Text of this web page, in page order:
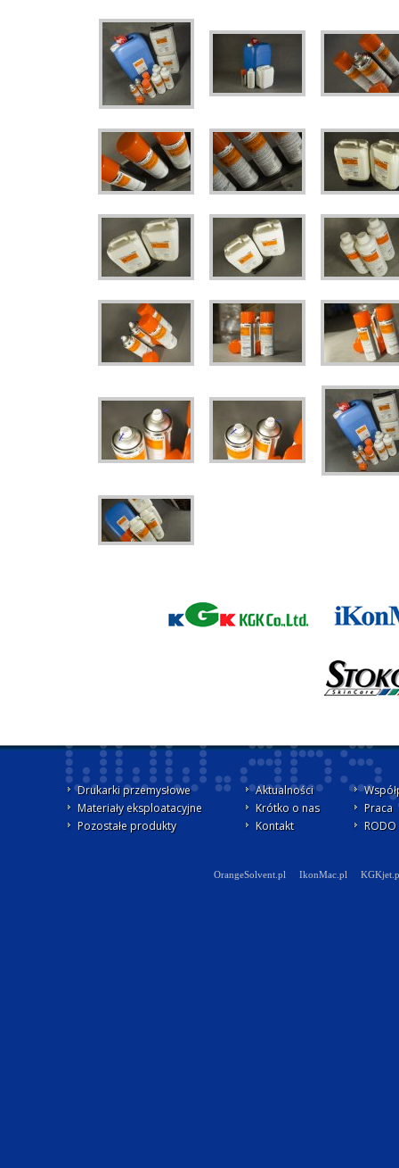
Drukarki przemysłowe
Materiały eksploatacyjne
Pozostałe produkty
Aktualności
Krótko o nas
Kontakt
Praca
OrangeSolvent.pl IkonMac.pl